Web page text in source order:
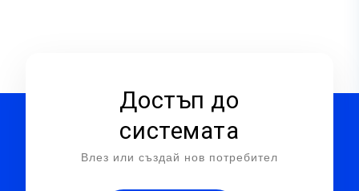
Достъп до
системата
Влез или създай нов потребител